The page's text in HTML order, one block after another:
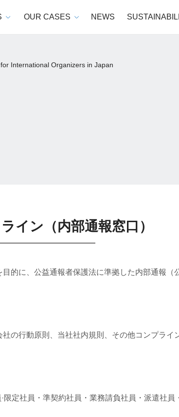
OUR CASES NEWS
イン（内部通報窓口）
的に、公益通報者保護法に準拠した内部通報（
の行動原則、当社社内規則、その他コンプライ
定社員・準契約社員・業務請負社員・派遣社員